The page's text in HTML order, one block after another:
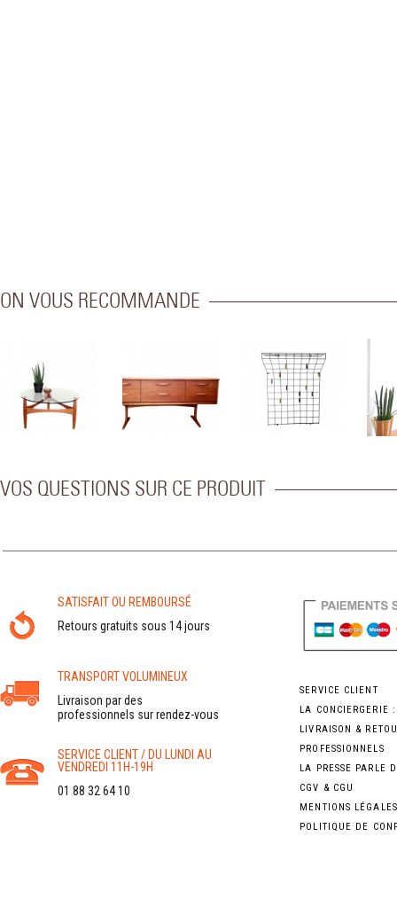
ON VOUS RECOMMANDE
VOS QUESTIONS SUR CE PRODUIT
SATISFAIT OU REMBOURSÉ
Retours gratuits sous 14 jours
TRANSPORT VOLUMINEUX
Livraison par des
professionnels sur rendez-vous
SERVICE CLIENT / DU LUNDI AU
VENDREDI 11H-19H
01 88 32 64 10
SERVICE CLIENT
LA CONCIERGERIE
LIVRAISON &
PROFESSIONNELS
LA PRESSE PARLE
CGV & CGU
MENTIONS LÉGALES
POLITIQUE DE